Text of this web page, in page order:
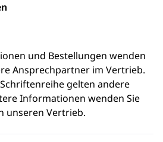
und Bestellungen wenden
Ansprechpartner im Vertrieb.
gelten andere
Informationen wenden Sie
unseren Vertrieb.